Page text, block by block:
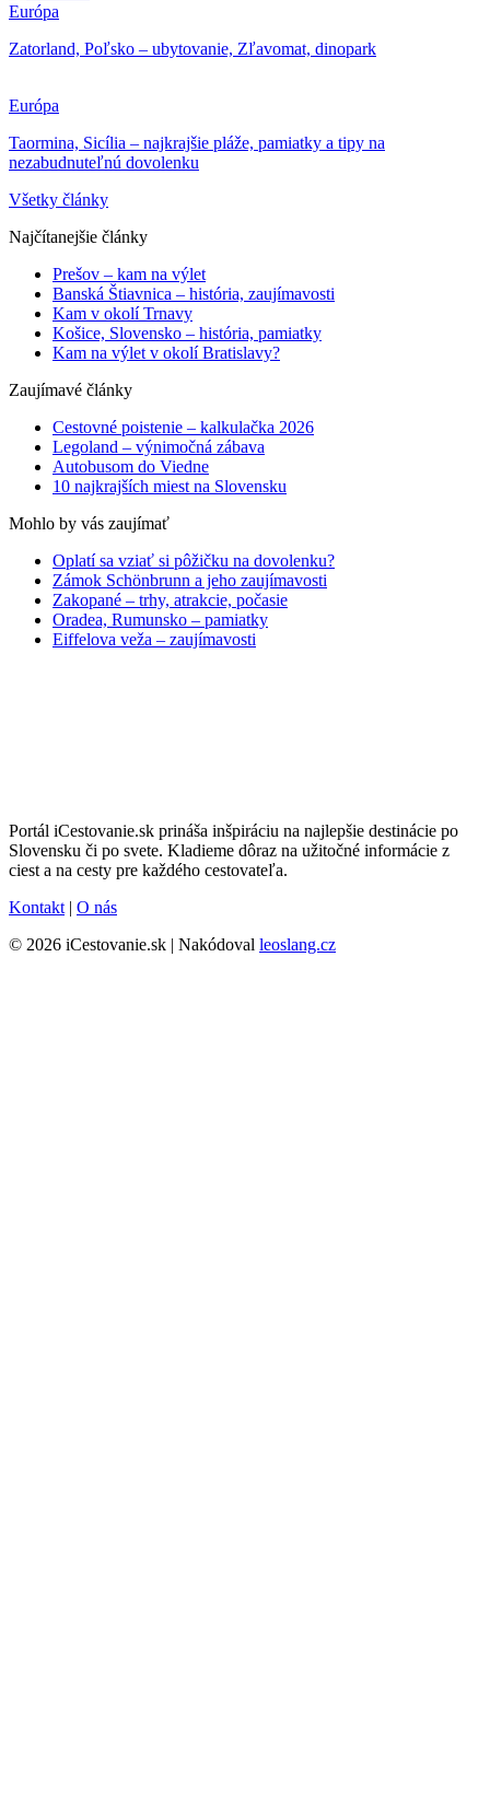
Európa
Zatorland, Poľsko – ubytovanie, Zľavomat, dinopark
Európa
Taormina, Sicília – najkrajšie pláže, pamiatky a tipy na
nezabudnuteľnú dovolenku
Všetky články
Najčítanejšie články
Prešov – kam na výlet
Banská Štiavnica – história, zaujímavosti
Kam v okolí Trnavy
Košice, Slovensko – história, pamiatky
Kam na výlet v okolí Bratislavy?
Zaujímavé články
Cestovné poistenie – kalkulačka 2026
Legoland – výnimočná zábava
Autobusom do Viedne
10 najkrajších miest na Slovensku
Mohlo by vás zaujímať
Oplatí sa vziať si pôžičku na dovolenku?
Zámok Schönbrunn a jeho zaujímavosti
Zakopané – trhy, atrakcie, počasie
Oradea, Rumunsko – pamiatky
Eiffelova veža – zaujímavosti
Portál iCestovanie.sk prináša inšpiráciu na najlepšie destinácie po
Slovensku či po svete. Kladieme dôraz na užitočné informácie z
ciest a na cesty pre každého cestovateľa.
Kontakt | O nás
© 2026 iCestovanie.sk | Nakódoval leoslang.cz